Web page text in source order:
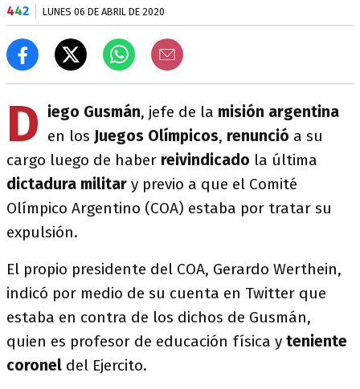
442 LUNES 06 DE ABRIL DE 2020
D iego Gusmán, jefe de la misión argentina
en los Juegos Olímpicos, renunció a su
cargo luego de haber reivindicado la última
dictadura militar y previo a que el Comité
Olímpico Argentino (COA) estaba por tratar su
expulsión.
El propio presidente del COA, Gerardo Werthein,
indicó por medio de su cuenta en Twitter que
estaba en contra de los dichos de Gusmán,
quien es profesor de educación física y teniente
coronel del Ejercito.